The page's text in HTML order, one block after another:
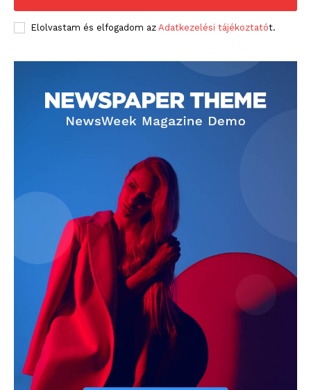
Elolvastam és elfogadom az Adatkezelési tájékoztatót.